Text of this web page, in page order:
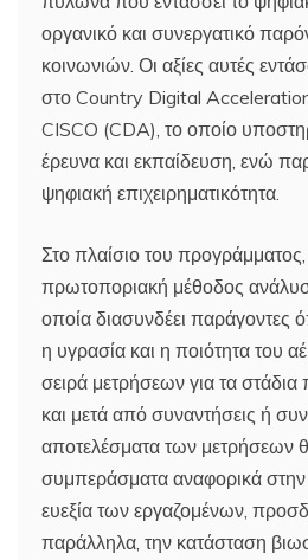
οργανικό και συνεργατικό
κοινωνιών. Οι αξίες αυτές
στο Country Digital
CISCO (CDA), το οποίο
έρευνα και εκπαίδευση, ενώ
ψηφιακή επιχειρηματικότητα.
Στο πλαίσιο του
πρωτοποριακή μέθοδος
οποία διασυνδέει παράγοντες
η υγρασία και η ποιότητα του
σειρά μετρήσεων για τα στάδια
και μετά από συναντήσεις ή
αποτελέσματα των μετρήσεων
συμπεράσματα αναφορικά στην
ευεξία των εργαζομένων,
παράλληλα, την κατάσταση